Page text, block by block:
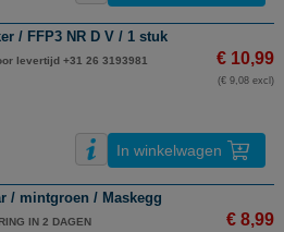
/ FFP3 NR D V / 1 stuk
levertijd +31 26 3193981 € 10,99
(€ 9,08 excl)
In winkelwagen
/ mintgroen / Maskegg
IN 2 DAGEN € 8,99